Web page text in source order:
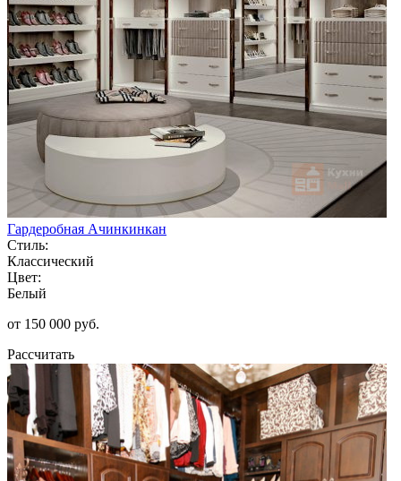
Гардеробная Ачинкинкан
Стиль:
Классический
Цвет:
Белый
от 150 000 руб.
Рассчитать